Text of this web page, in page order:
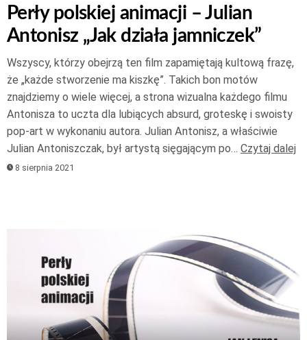
Perły polskiej animacji – Julian
Antonisz „Jak działa jamniczek”
Wszyscy, którzy obejrzą ten film zapamiętają kultową frazę,
że „każde stworzenie ma kiszkę”. Takich bon motów
znajdziemy o wiele więcej, a strona wizualna każdego filmu
Antonisza to uczta dla lubiących absurd, groteskę i swoisty
pop-art w wykonaniu autora. Julian Antonisz, a właściwie
Julian Antoniszczak, był artystą sięgającym po… Czytaj dalej
8 sierpnia 2021
dźwiękowych